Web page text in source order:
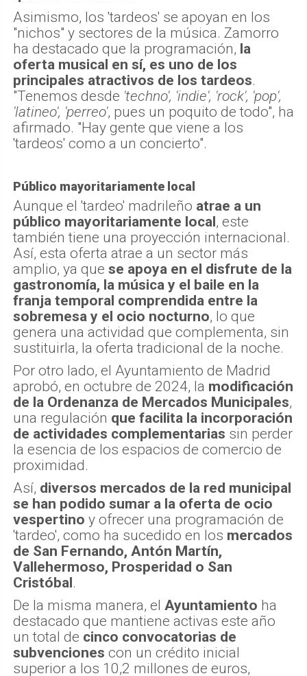
Asimismo, los 'tardeos' se apoyan en los
"nichos" y sectores de la música. Zamorro
ha destacado que la programación, la
oferta musical en sí, es uno de los
principales atractivos de los tardeos.
"Tenemos desde 'techno', 'indie', 'rock', 'pop',
'latineo', 'perreo', pues un poquito de todo", ha
afirmado. "Hay gente que viene a los
'tardeos' como a un concierto".
Público mayoritariamente local
Aunque el 'tardeo' madrileño atrae a un
público mayoritariamente local, este
también tiene una proyección internacional.
Así, esta oferta atrae a un sector más
amplio, ya que se apoya en el disfrute de la
gastronomía, la música y el baile en la
franja temporal comprendida entre la
sobremesa y el ocio nocturno, lo que
genera una actividad que complementa, sin
sustituirla, la oferta tradicional de la noche.
Por otro lado, el Ayuntamiento de Madrid
aprobó, en octubre de 2024, la modificación
de la Ordenanza de Mercados Municipales,
una regulación que facilita la incorporación
de actividades complementarias sin perder
la esencia de los espacios de comercio de
proximidad.
Así, diversos mercados de la red municipal
se han podido sumar a la oferta de ocio
vespertino y ofrecer una programación de
'tardeo', como ha sucedido en los mercados
de San Fernando, Antón Martín,
Vallehermoso, Prosperidad o San
Cristóbal.
De la misma manera, el Ayuntamiento ha
destacado que mantiene activas este año
un total de cinco convocatorias de
subvenciones con un crédito inicial
superior a los 10,2 millones de euros,